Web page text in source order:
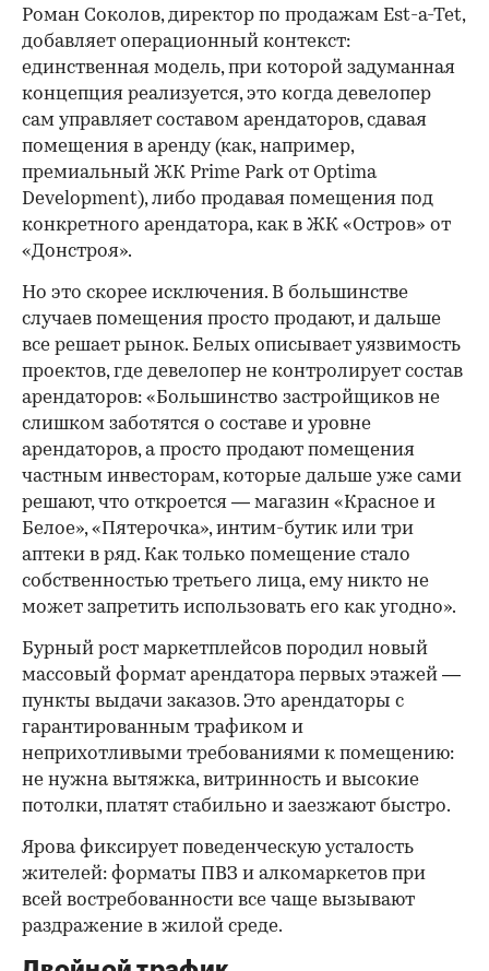
Роман Соколов, директор по продажам Est-a-Tet,
добавляет операционный контекст:
единственная модель, при которой задуманная
концепция реализуется, это когда девелопер
сам управляет составом арендаторов, сдавая
помещения в аренду (как, например,
премиальный ЖК Prime Park от Optima
Development), либо продавая помещения под
конкретного арендатора, как в ЖК «Остров» от
«Донстроя».
Но это скорее исключения. В большинстве
случаев помещения просто продают, и дальше
все решает рынок. Белых описывает уязвимость
проектов, где девелопер не контролирует состав
арендаторов: «Большинство застройщиков не
слишком заботятся о составе и уровне
арендаторов, а просто продают помещения
частным инвесторам, которые дальше уже сами
решают, что откроется — магазин «Красное и
Белое», «Пятерочка», интим-бутик или три
аптеки в ряд. Как только помещение стало
собственностью третьего лица, ему никто не
может запретить использовать его как угодно».
Бурный рост маркетплейсов породил новый
массовый формат арендатора первых этажей —
пункты выдачи заказов. Это арендаторы с
гарантированным трафиком и
неприхотливыми требованиями к помещению:
не нужна вытяжка, витринность и высокие
потолки, платят стабильно и заезжают быстро.
Ярова фиксирует поведенческую усталость
жителей: форматы ПВЗ и алкомаркетов при
всей востребованности все чаще вызывают
раздражение в жилой среде.